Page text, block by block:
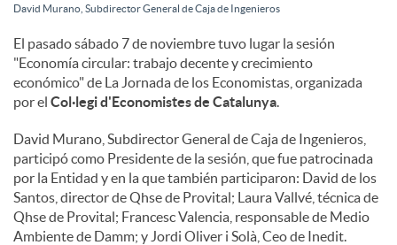
c
o
n
t
David Murano, Subdirector General de Caja de Ingenieros
El pasado sábado 7 de noviembre tuvo lugar la sesión
"Economía circular: trabajo decente y crecimiento
económico" de La Jornada de los Economistas, organizada
por el Col·legi d'Economistes de Catalunya.
David Murano, Subdirector General de Caja de Ingenieros,
participó como Presidente de la sesión, que fue patrocinada
por la Entidad y en la que también participaron: David de los
Santos, director de Qhse de Provital; Laura Vallvé, técnica de
Qhse de Provital; Francesc Valencia, responsable de Medio
Ambiente de Damm; y Jordi Oliver i Solà, Ceo de Inedit.